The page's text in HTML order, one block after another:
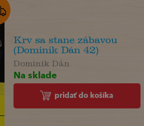
Krv sa stane zábavou
(Dominik Dán 42)
Dominik Dán
Na sklade
pridať do košíka